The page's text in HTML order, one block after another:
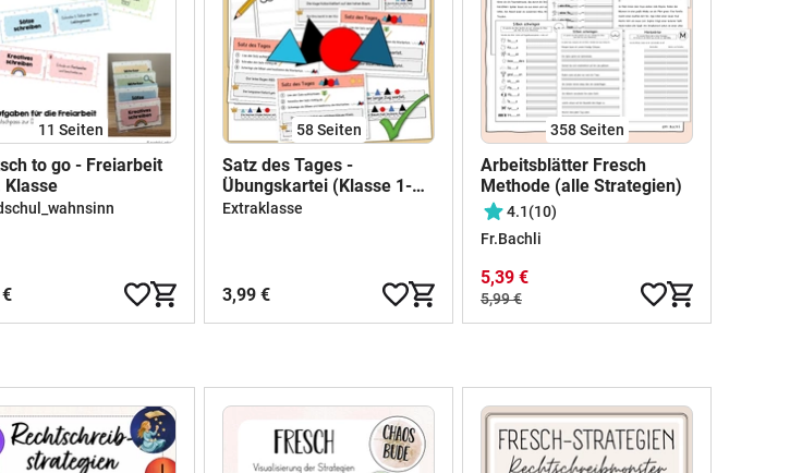
11 Seiten
to go - Freiarbeit
Klasse
58Seiten
Satz des Tages -
Übungskartei (Klasse 1-
4) #50mal50byextraklasse
Extraklasse
3,99 €
358Seiten
Arbeitsblätter Fresch
Methode (alle Strategien)
4.1(10)
Fr.Bachli
5,39 €
5,99 €